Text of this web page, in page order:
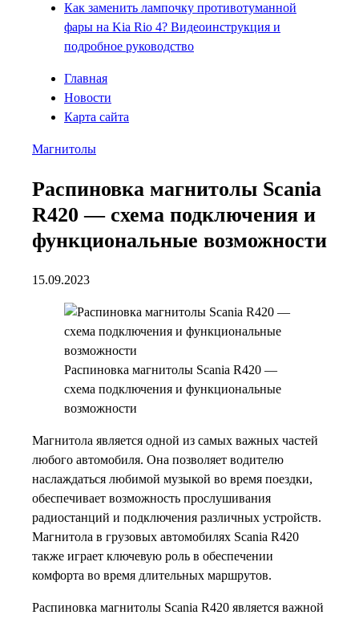
Как заменить лампочку противотуманной
фары на Kia Rio 4? Видеоинструкция и
подробное руководство
Главная
Новости
Карта сайта
Магнитолы
Распиновка магнитолы Scania
R420 — схема подключения и
функциональные возможности
15.09.2023
Распиновка магнитолы Scania R420 —
схема подключения и функциональные
возможности
Магнитола является одной из самых важных частей
любого автомобиля. Она позволяет водителю
наслаждаться любимой музыкой во время поездки,
обеспечивает возможность прослушивания
радиостанций и подключения различных устройств.
Магнитола в грузовых автомобилях Scania R420
также играет ключевую роль в обеспечении
комфорта во время длительных маршрутов.
Распиновка магнитолы Scania R420 является важной